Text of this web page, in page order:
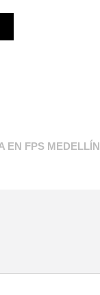
EN FPS MEDELLÍN